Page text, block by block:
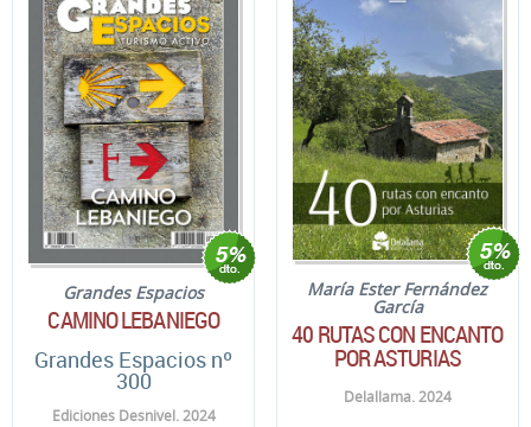
Grandes Espacios
CAMINO LEBANIEGO
Grandes Espacios nº
300
Ediciones Desnivel. 2024
María Ester Fernández
García
40 RUTAS CON ENCANTO
POR ASTURIAS
Delallama. 2024